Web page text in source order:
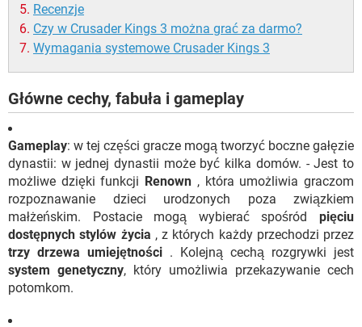
Recenzje
Czy w Crusader Kings 3 można grać za darmo?
Wymagania systemowe Crusader Kings 3
Główne cechy, fabuła i gameplay
Gameplay: w tej części gracze mogą tworzyć boczne gałęzie
dynastii: w jednej dynastii może być kilka domów. - Jest to
możliwe dzięki funkcji Renown , która umożliwia graczom
rozpoznawanie dzieci urodzonych poza związkiem
małżeńskim. Postacie mogą wybierać spośród pięciu
dostępnych stylów życia , z których każdy przechodzi przez
trzy drzewa umiejętności . Kolejną cechą rozgrywki jest
system genetyczny, który umożliwia przekazywanie cech
potomkom.